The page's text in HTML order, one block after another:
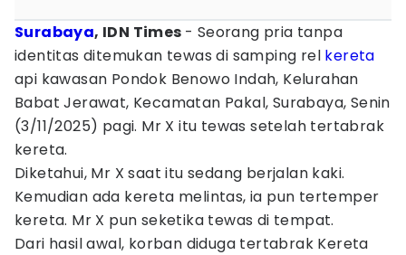
Surabaya, IDN Times - Seorang pria tanpa
identitas ditemukan tewas di samping rel kereta
api kawasan Pondok Benowo Indah, Kelurahan
Babat Jerawat, Kecamatan Pakal, Surabaya, Senin
(3/11/2025) pagi. Mr X itu tewas setelah tertabrak
kereta.
Diketahui, Mr X saat itu sedang berjalan kaki.
Kemudian ada kereta melintas, ia pun tertemper
kereta. Mr X pun seketika tewas di tempat.
Dari hasil awal, korban diduga tertabrak Kereta